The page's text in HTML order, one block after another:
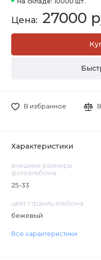
27000
В избранное
Характеристики
внешние размеры
фотоальбома
25-33
цвет страниц альбома
бежевый
Все характеристики